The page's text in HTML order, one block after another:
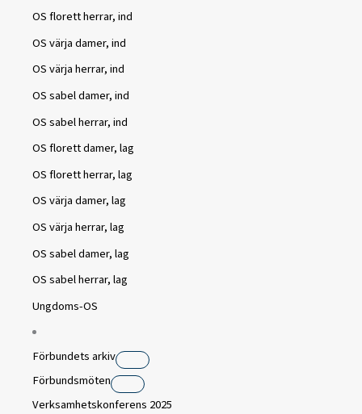
OS florett herrar, ind
OS värja damer, ind
OS värja herrar, ind
OS sabel damer, ind
OS sabel herrar, ind
OS florett damer, lag
OS florett herrar, lag
OS värja damer, lag
OS värja herrar, lag
OS sabel damer, lag
OS sabel herrar, lag
Ungdoms-OS
Förbundets arkiv
Förbundsmöten
Verksamhetskonferens 2025